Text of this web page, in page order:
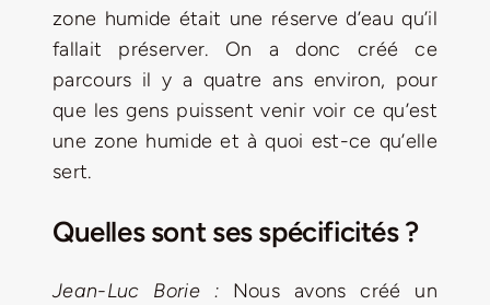
zone humide était une réserve d’eau qu’il
fallait préserver. On a donc créé ce
parcours il y a quatre ans environ, pour
que les gens puissent venir voir ce qu’est
une zone humide et à quoi est-ce qu’elle
sert.
Quelles sont ses spécificités ?
Jean-Luc Borie : Nous avons créé un